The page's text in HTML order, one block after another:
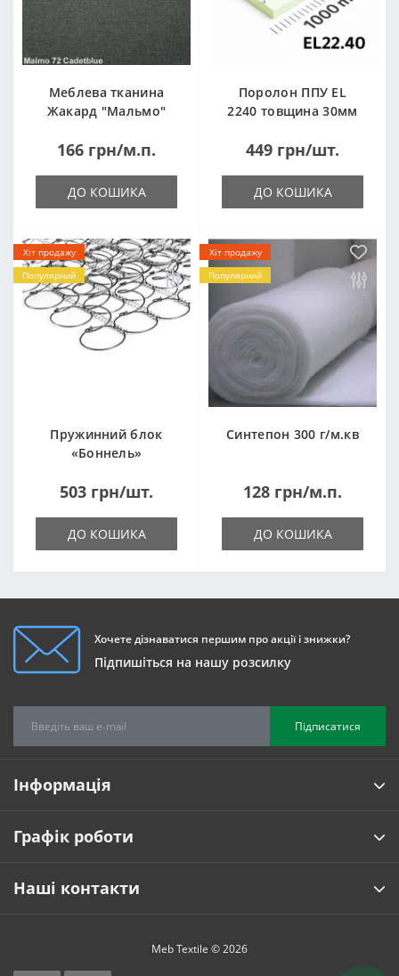
Меблева тканина
Жакард "Мальмо"
166 грн/м.п.
ДО КОШИКА
Поролон ППУ EL
2240 товщина 30мм
(1000x2000мм)
449 грн/шт.
ДО КОШИКА
Хіт продажу
Популярний
Пружинний блок
«Боннель»
503 грн/шт.
ДО КОШИКА
Хіт продажу
Популярний
Синтепон 300 г/м.кв
128 грн/м.п.
ДО КОШИКА
Хочете дізнаватися першим про акції і знижки?
Підпишіться на нашу розсилку
Підписатися
Інформація
Графік роботи
Наші контакти
Meb Textile © 2026